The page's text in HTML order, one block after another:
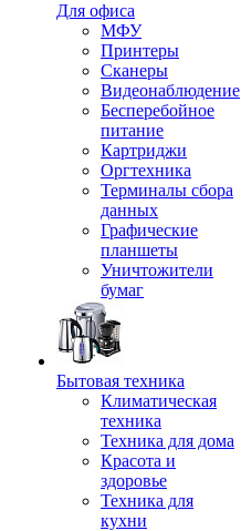
Для офиса
МФУ
Принтеры
Сканеры
Видеонаблюдение
Бесперебойное
питание
Картриджи
Оргтехника
Терминалы сбора
данных
Графические
планшеты
Уничтожители
бумаг
Бытовая техника
Климатическая
техника
Техника для дома
Красота и
здоровье
Техника для
кухни